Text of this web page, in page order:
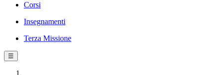
Corsi
Insegnamenti
Terza Missione
☰